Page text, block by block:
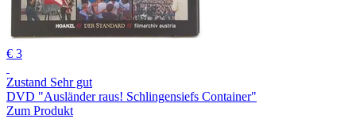
€ 3
Zustand Sehr gut
DVD "Ausländer raus! Schlingensiefs Container"
Zum Produkt